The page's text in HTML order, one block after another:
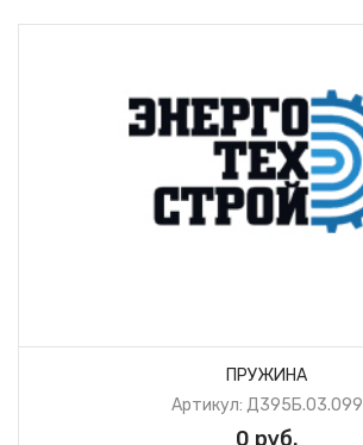
ПРУЖИНА
Артикул: Д395Б.03.099
0 руб.